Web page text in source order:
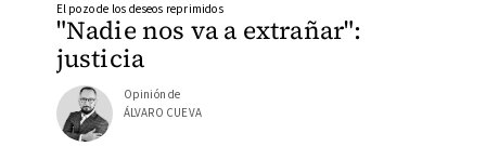
"Nadie nos va a extrañar":
justicia
El pozo de los deseos reprimidos
Opinión de
ÁLVARO CUEVA